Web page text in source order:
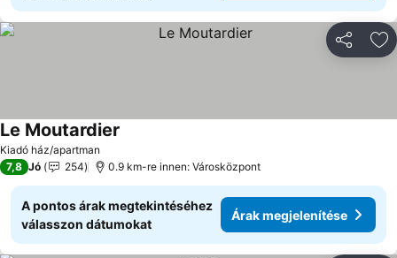
Kiadó ház/apartman
Le Moutardier
7,8 Jó 254 0.9 km-re innen: Városközpont
A pontos árak megtekintéséhez
válasszon dátumokat
Árak megjelenítése